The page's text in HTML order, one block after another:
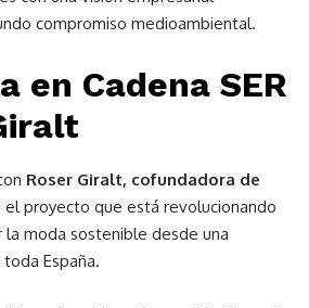
compromiso medioambiental.
en Cadena SER
Roser Giralt, cofundadora de
el proyecto que está revolucionando
moda sostenible desde una
España.